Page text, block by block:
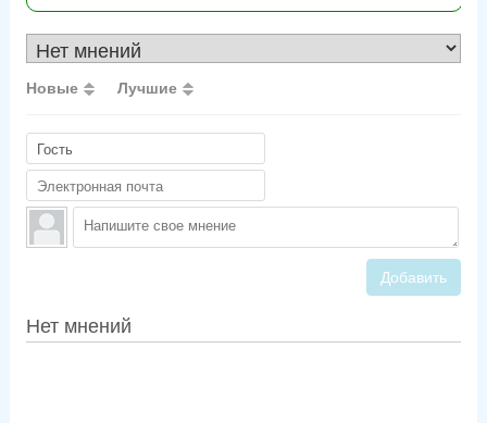
Новые Лучшие
Добавить
Нет мнений